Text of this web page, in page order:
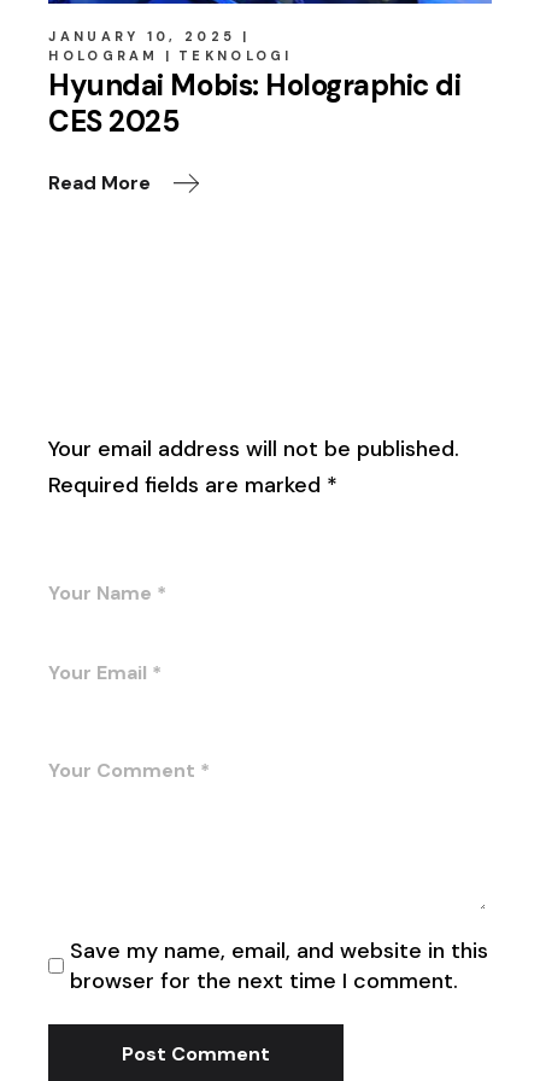
JANUARY 10, 2025
HOLOGRAM
TEKNOLOGI
Hyundai Mobis: Holographic di
CES 2025
Read More
Your email address will not be published.
Required fields are marked *
Save my name, email, and website in this
browser for the next time I comment.
Post Comment